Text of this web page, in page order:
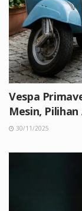
Vespa
Mesin, Pilihan
30/11/2025